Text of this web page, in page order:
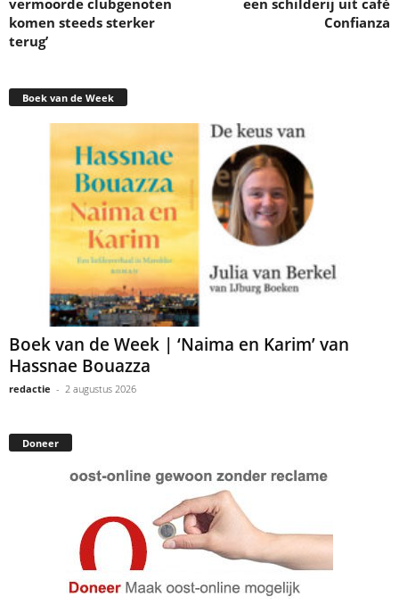
komen steeds sterker
terug’
Confianza
Boek van de Week
Boek van de Week | ‘Naima en Karim’ van
Hassnae Bouazza
redactie - 2 augustus 2026
Doneer